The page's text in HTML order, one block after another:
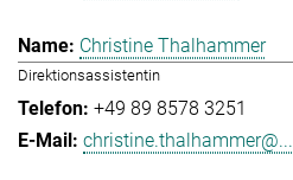
Christine Thalhammer
Direktionsassistentin
+49 89 8578 3251
christine.thalhammer@...